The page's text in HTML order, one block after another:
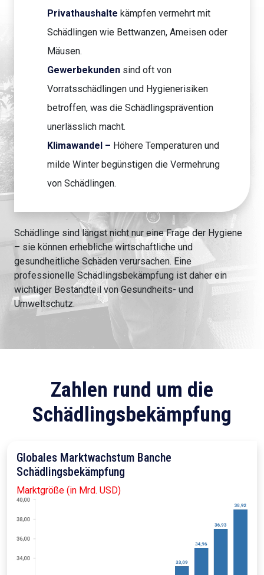
Privathaushalte kämpfen vermehrt mit
Schädlingen wie Bettwanzen, Ameisen oder
Mäusen.
Gewerbekunden sind oft von
Vorratsschädlingen und Hygienerisiken
betroffen, was die Schädlingsprävention
unerlässlich macht.
Klimawandel – Höhere Temperaturen und
milde Winter begünstigen die Vermehrung
von Schädlingen.
Schädlinge sind längst nicht nur eine Frage der Hygiene
– sie können erhebliche wirtschaftliche und
gesundheitliche Schäden verursachen. Eine
professionelle Schädlingsbekämpfung ist daher ein
wichtiger Bestandteil von Gesundheits- und
Umweltschutz.
Zahlen rund um die
Schädlingsbekämpfung
Globales Marktwachstum Banche
Schädlingsbekämpfung
Marktgröße (in Mrd. USD)